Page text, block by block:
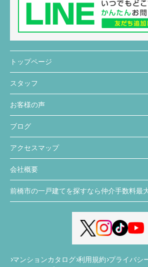
トップページ
スタッフ
お客様の声
ブログ
アクセスマップ
会社概要
前橋市の一戸建てを探すなら仲介手数料最
マンションカタログ 利用規約 プライバシ